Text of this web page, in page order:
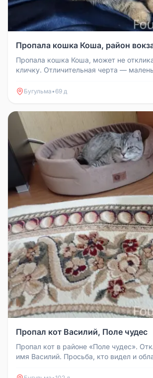
Пропала кошка Коша, район
Пропала кошка Коша, может не
кличку. Отличительная черта —
Бугульма•69 д
Пропал кот Василий, Поле чудес
Пропал кот в районе «Поле чудес».
имя Василий. Просьба, кто видел и